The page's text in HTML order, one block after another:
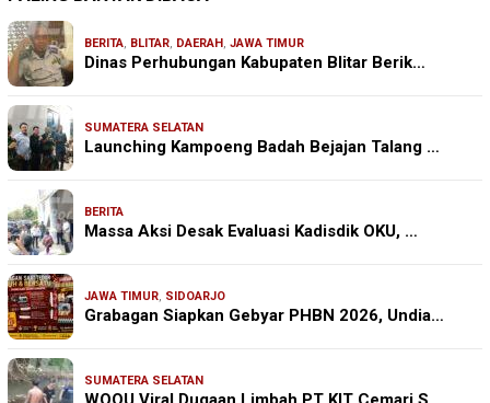
BERITA, BLITAR, DAERAH , JAWA TIMUR
Dinas Perhubungan Kabupaten Blitar Berik…
SUMATERA SELATAN
Launching Kampoeng Badah Bejajan Talang …
BERITA
Massa Aksi Desak Evaluasi Kadisdik OKU, …
JAWA TIMUR, SIDOARJO
Grabagan Siapkan Gebyar PHBN 2026, Undia…
SUMATERA SELATAN